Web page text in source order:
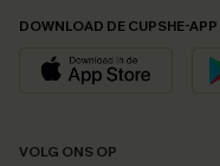
DOWNLOAD DE CUPSHE-APP
VOLG ONS OP